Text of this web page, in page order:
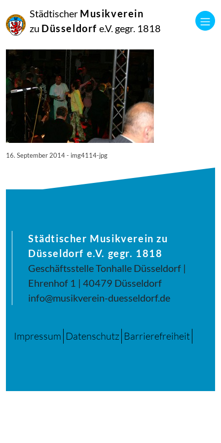
Städtischer Musikverein
zu Düsseldorf e.V. gegr. 1818
September
2014
Manfred Hill
16. September 2014 - img4114-jpg
Städtischer Musikverein zu
Düsseldorf e.V. gegr. 1818
Geschäftsstelle Tonhalle Düsseldorf |
Ehrenhof 1 | 40479 Düsseldorf
info@musikverein-duesseldorf.de
Impressum Datenschutz Barrierefreiheit